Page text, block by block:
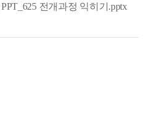
전개과정 익히기.pptx